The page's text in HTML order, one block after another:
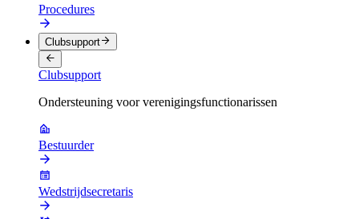
Procedures
Clubsupport
Clubsupport
Ondersteuning voor verenigingsfunctionarissen
Bestuurder
Wedstrijdsecretaris